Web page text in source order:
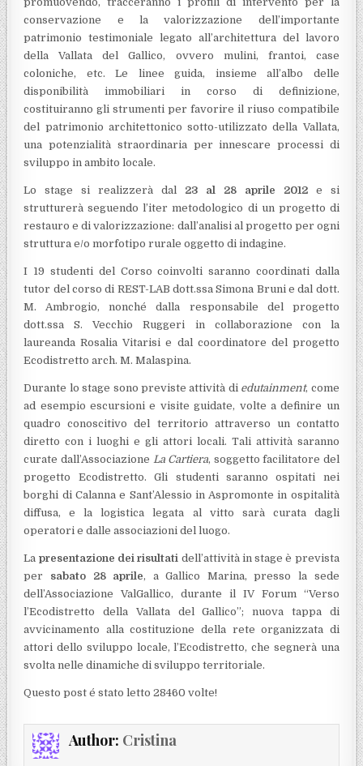
conservazione e la valorizzazione dell’importante
patrimonio testimoniale legato all’architettura del lavoro
della Vallata del Gallico, ovvero mulini, frantoi, case
coloniche, etc. Le linee guida, insieme all’albo delle
disponibilità immobiliari in corso di definizione,
costituiranno gli strumenti per favorire il riuso compatibile
del patrimonio architettonico sotto-utilizzato della Vallata,
una potenzialità straordinaria per innescare processi di
sviluppo in ambito locale.
Lo stage si realizzerà dal 23 al 28 aprile 2012e si
strutturerà seguendo l’iter metodologico di un progetto di
restauro e di valorizzazione: dall’analisi al progetto per ogni
struttura e/o morfotipo rurale oggetto di indagine.
I 19 studenti del Corso coinvolti saranno coordinati dalla
tutor del corso di REST-LAB dott.ssa Simona Bruni e dal dott.
M. Ambrogio, nonché dalla responsabile del progetto
dott.ssa S. Vecchio Ruggeri in collaborazione con la
laureanda Rosalia Vitarisi e dal coordinatore del progetto
Ecodistretto arch. M. Malaspina.
Durante lo stage sono previste attività di edutainment, come
ad esempio escursioni e visite guidate, volte a definire un
quadro conoscitivo del territorio attraverso un contatto
diretto con i luoghi e gli attori locali. Tali attività saranno
curate dall’Associazione La Cartiera, soggetto facilitatore del
progetto Ecodistretto. Gli studenti saranno ospitati nei
borghi di Calanna e Sant’Alessio in Aspromonte in ospitalità
diffusa, e la logistica legata al vitto sarà curata dagli
operatori e dalle associazioni del luogo.
La presentazione dei risultati dell’attività in stage è prevista
per sabato 28 aprile, a Gallico Marina, presso la sede
dell’Associazione ValGallico, durante il IV Forum “Verso
l’Ecodistretto della Vallata del Gallico”; nuova tappa di
avvicinamento alla costituzione della rete organizzata di
attori dello sviluppo locale, l’Ecodistretto, che segnerà una
svolta nelle dinamiche di sviluppo territoriale.
Questo post é stato letto 28460 volte!
Author: Cristina